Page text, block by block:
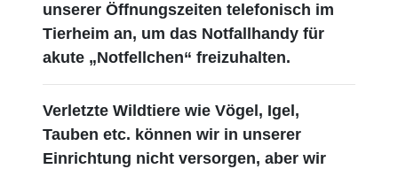
unserer Öffnungszeiten telefonisch im
Tierheim an, um das Notfallhandy für
akute „Notfellchen“ freizuhalten.
Verletzte Wildtiere wie Vögel, Igel,
Tauben etc. können wir in unserer
Einrichtung nicht versorgen, aber wir